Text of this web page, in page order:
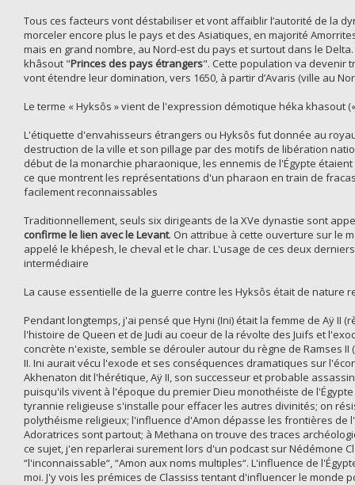
Tous ces facteurs vont déstabiliser et vont affaiblir l’autorité de la
morceler encore plus le pays et des Asiatiques, en majorité
mais en grand nombre, au Nord-est du pays et surtout dans le
khâsout "Princes des pays étrangers". Cette population va devenir
vont étendre leur domination, vers 1650, à partir d’Avaris (ville au
Le terme « Hyksôs » vient de l'expression démotique héka khasout
L'étiquette d'envahisseurs étrangers ou Hyksôs fut donnée au
destruction de la ville et son pillage par des motifs de libération
début de la monarchie pharaonique, les ennemis de l'Égypte
ce que montrent les représentations d'un pharaon en train de
facilement reconnaissables
Traditionnellement, seuls six dirigeants de la XVe dynastie sont
confirme le lien avec le Levant. On attribue à cette ouverture sur le
appelé le khépesh, le cheval et le char. L'usage de ces deux
intermédiaire
La cause essentielle de la guerre contre les Hyksôs était de nature
Pendant longtemps, j'ai pensé que Hyni (Ini) était la femme de Aÿ II
l'histoire de Queen et de Judi au coeur de la révolte des Juifs et
concrète n'existe, semble se dérouler autour du règne de Ramses II
II. Ini aurait vécu l'exode et ses conséquences dramatiques sur
Akhenaton dit l'hérétique, Aÿ II, son successeur et probable
puisqu'ils vivent à l'époque du premier Dieu monothéiste de
tyrannie religieuse s'installe pour effacer les autres divinités; on
polythéisme religieux; l'influence d'Amon dépasse les frontières de
Adoratrices sont partout; à Methana on trouve des traces
ce sujet, j'en reparlerai surement lors d'un podcast sur Nédémone
“l'inconnaissable“, “Amon aux noms multiples“. L'influence de
moi. J'y vois les prémices de Classiss tentant d'influencer le monde